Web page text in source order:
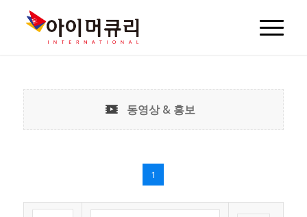
동영상 & 홍보
1